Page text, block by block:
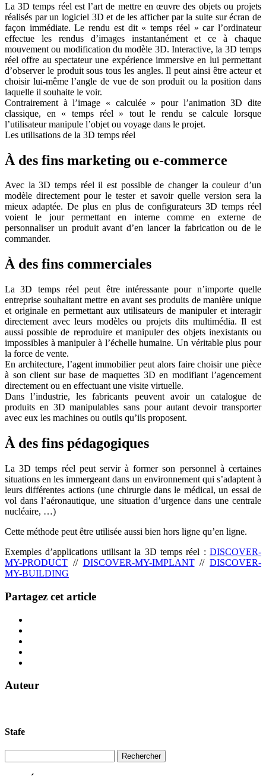
La 3D temps réel est l’art de mettre en œuvre des objets ou projets
réalisés par un logiciel 3D et de les afficher par la suite sur écran de
façon immédiate. Le rendu est dit « temps réel » car l’ordinateur
effectue les rendus d’images instantanément et ce à chaque
mouvement ou modification du modèle 3D. Interactive, la 3D temps
réel offre au spectateur une expérience immersive en lui permettant
d’observer le produit sous tous les angles. Il peut ainsi être acteur et
choisir lui-même l’angle de vue de son produit ou la position dans
laquelle il souhaite le voir.
Contrairement à l’image « calculée » pour l’animation 3D dite
classique, en « temps réel » tout le rendu se calcule lorsque
l’utilisateur manipule l’objet ou voyage dans le projet.
Les utilisations de la 3D temps réel
À des fins marketing ou e-commerce
Avec la 3D temps réel il est possible de changer la couleur d’un
modèle directement pour le tester et savoir quelle version sera la
mieux adaptée. De plus en plus de configurateurs 3D temps réel
voient le jour permettant en interne comme en externe de
personnaliser un produit avant d’en lancer la fabrication ou de le
commander.
À des fins commerciales
La 3D temps réel peut être intéressante pour n’importe quelle
entreprise souhaitant mettre en avant ses produits de manière unique
et originale en permettant aux utilisateurs de manipuler et interagir
directement avec leurs modèles ou projets dits multimédia. Il est
aussi possible de reproduire et manipuler des objets inexistants ou
impossibles à manipuler à l’échelle humaine. Un véritable plus pour
la force de vente.
En architecture, l’agent immobilier peut alors faire choisir une pièce
à son client sur base de maquettes 3D en modifiant l’agencement
directement ou en effectuant une visite virtuelle.
Dans l’industrie, les fabricants peuvent avoir un catalogue de
produits en 3D manipulables sans pour autant devoir transporter
avec eux les machines ou outils qu’ils proposent.
À des fins pédagogiques
La 3D temps réel peut servir à former son personnel à certaines
situations en les immergeant dans un environnement qui s’adaptent à
leurs différentes actions (une chirurgie dans le médical, un essai de
vol dans l’aéronautique, une situation d’urgence dans une centrale
nucléaire, …)
Cette méthode peut être utilisée aussi bien hors ligne qu’en ligne.
Exemples d’applications utilisant la 3D temps réel : DISCOVER-
MY-PRODUCT // DISCOVER-MY-IMPLANT// DISCOVER-
MY-BUILDING
Partagez cet article
Auteur
Stafe